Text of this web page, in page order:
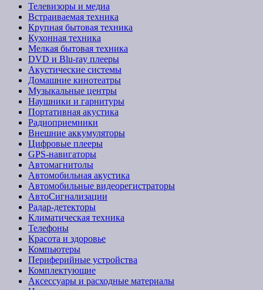
Телевизоры и медиа
Встраиваемая техника
Крупная бытовая техника
Кухонная техника
Мелкая бытовая техника
DVD и Blu-ray плееры
Акустические системы
Домашние кинотеатры
Музыкальные центры
Наушники и гарнитуры
Портативная акустика
Радиоприемники
Внешние аккумуляторы
Цифровые плееры
GPS-навигаторы
Автомагнитолы
Автомобильная акустика
Автомобильные видеорегистраторы
АвтоСигнализации
Радар-детекторы
Климатическая техника
Телефоны
Красота и здоровье
Компьютеры
Периферийные устройства
Комплектующие
Аксессуары и расходные материалы